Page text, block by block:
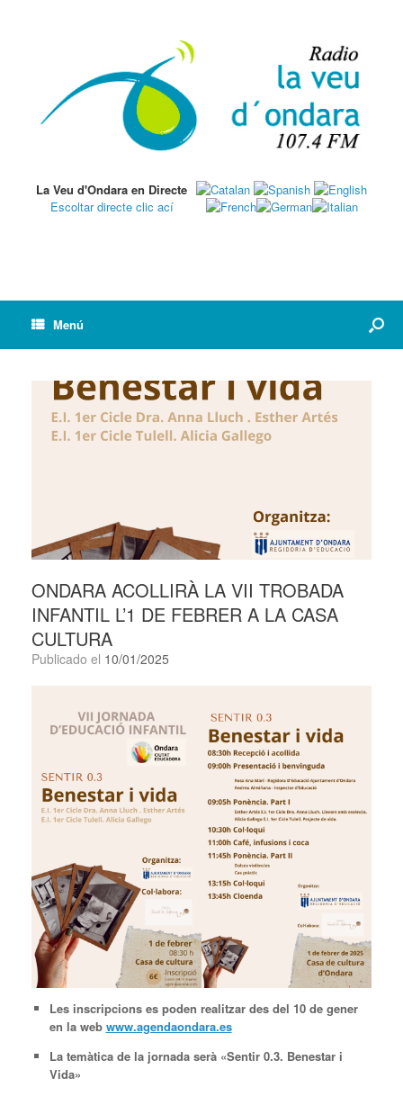
La Veu d'Ondara en Directe
Escoltar directe clic ací
Menú
ONDARA ACOLLIRÀ LA VII TROBADA
INFANTIL L’1 DE FEBRER A LA CASA
CULTURA
Publicado el 10/01/2025
Les inscripcions es poden realitzar des del 10 de gener
en la web www.agendaondara.es
La temàtica de la jornada serà «Sentir 0.3. Benestar i
Vida»